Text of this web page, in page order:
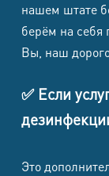
нашем штате
берём на себя
Вы, наш
✅ Если
Это